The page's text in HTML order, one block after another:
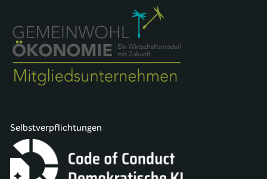
Selbstverpflichtungen